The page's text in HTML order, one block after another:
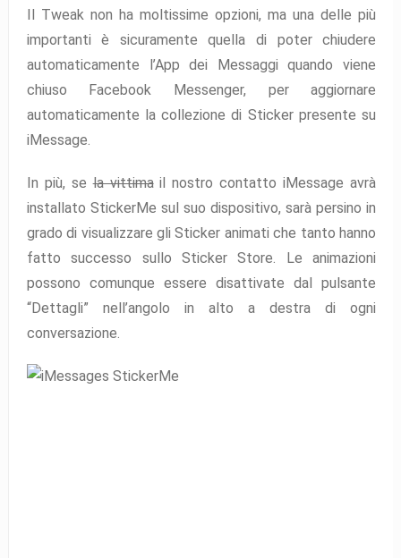
Il Tweak non ha moltissime opzioni, ma una delle più
importanti è sicuramente quella di poter chiudere
automaticamente l’App dei Messaggi quando viene
chiuso Facebook Messenger, per aggiornare
automaticamente la collezione di Sticker presente su
iMessage.
In più, sela vittimail nostro contatto iMessage avrà
installato StickerMe sul suo dispositivo, sarà persino in
grado di visualizzare gli Sticker animati che tanto hanno
fatto successo sullo Sticker Store. Le animazioni
possono comunque essere disattivate dal pulsante
“Dettagli” nell’angolo in alto a destra di ogni
conversazione.